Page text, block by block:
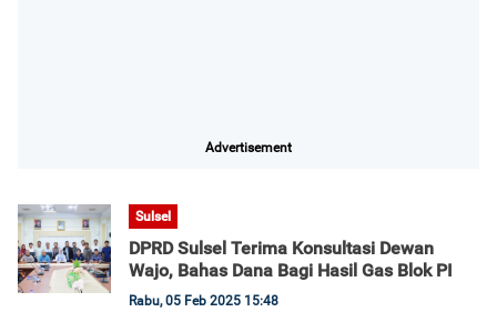
Advertisement
Sulsel
DPRD Sulsel Terima Konsultasi Dewan
Wajo, Bahas Dana Bagi Hasil Gas Blok PI
Rabu, 05 Feb 2025 15:48